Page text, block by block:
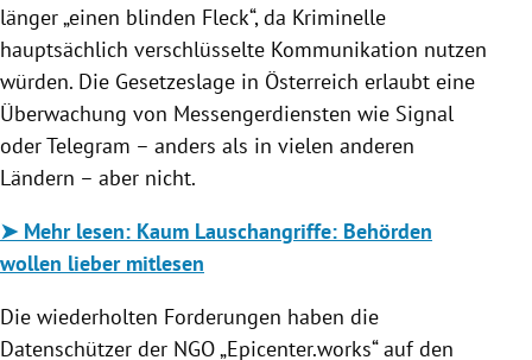
länger „einen blinden Fleck“, da Kriminelle
hauptsächlich verschlüsselte Kommunikation nutzen
würden. Die Gesetzeslage in Österreich erlaubt eine
Überwachung von Messengerdiensten wie Signal
oder Telegram – anders als in vielen anderen
Ländern – aber nicht.
➤ Mehr lesen: Kaum Lauschangriffe: Behörden
wollen lieber mitlesen
Die wiederholten Forderungen haben die
Datenschützer der NGO „Epicenter.works“ auf den